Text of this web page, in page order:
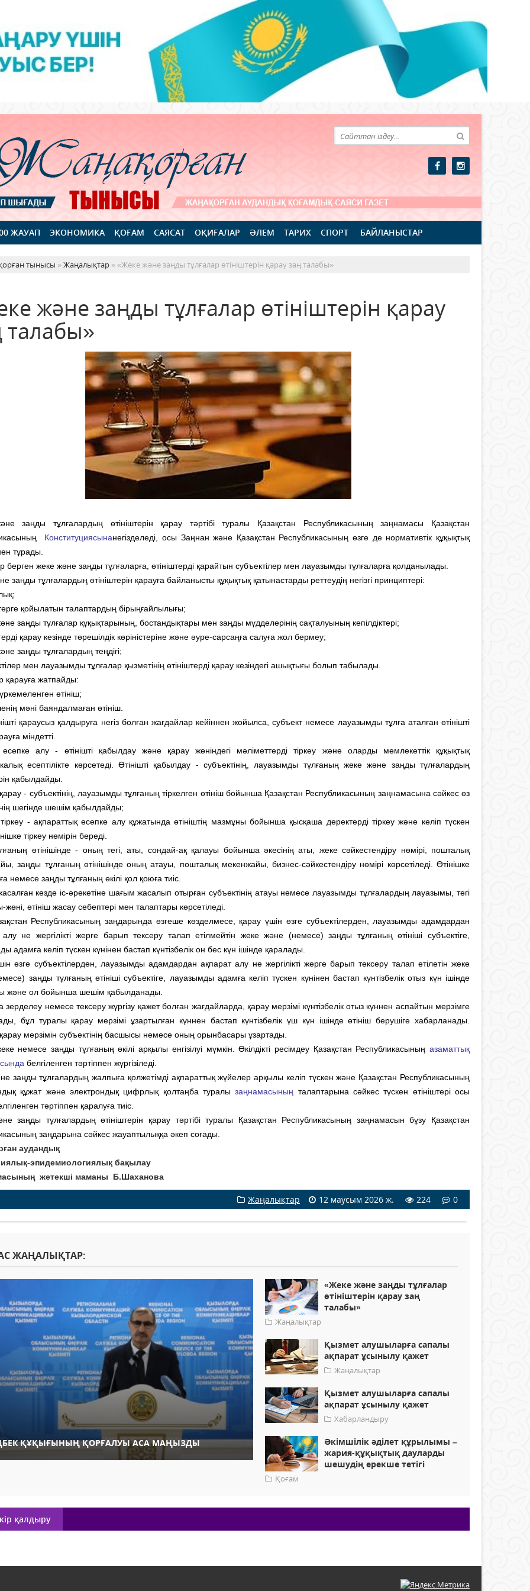
ЖАУАП ЭКОНОМИКА ҚОҒАМ САЯСАТ ОҚИҒАЛАР ӘЛЕМ ТАРИХ СПОРТ БАЙЛАНЫСТАР
тынысы »Жаңалықтар » «Жеке және заңды тұлғалар өтініштерін қарау заң талабы»
және заңды тұлғалар өтініштерін қарау
талабы»
заңды тұлғалардың өтініштерін қарау тәртібі туралы Қазақстан Республикасының заңнамасы Қазақстан
Конституциясынанегізделеді, осы Заңнан және Қазақстан Республикасының өзге де нормативтік құқықтық
тұрады.
берген жеке және заңды тұлғаларға, өтініштерді қарайтын субъектілер мен лауазымды тұлғаларға қолданылады.
заңды тұлғалардың өтініштерін қарауға байланысты құқықтық қатынастарды реттеудің негізгі принциптері:
қойылатын талаптардың бірыңғайлылығы;
заңды тұлғалар құқықтарының, бостандықтары мен заңды мүдделерінің сақталуының кепілдіктері;
қарау кезінде төрешілдік көріністеріне және әуре-сарсаңға салуға жол бермеу;
заңды тұлғалардың теңдігі;
мен лауазымды тұлғалар қызметінің өтініштерді қарау кезіндегі ашықтығы болып табылады.
қарауға жатпайды:
өтініш;
мәні баяндалмаған өтініш.
қараусыз қалдыруға негіз болған жағдайлар кейіннен жойылса, субъект немесе лауазымды тұлға аталған өтінішті
міндетті.
есепке алу - өтінішті қабылдау және қарау жөніндегі мәліметтерді тіркеу және оларды мемлекеттік құқықтық
есептілікте көрсетеді. Өтінішті қабылдау - субъектінің, лауазымды тұлғаның жеке және заңды тұлғалардың
қабылдайды.
қарау - субъектінің, лауазымды тұлғаның тіркелген өтініш бойынша Қазақстан Республикасының заңнамасына сәйкес өз
шегінде шешім қабылдайды;
тіркеу - ақпараттық есепке алу құжатында өтініштің мазмұны бойынша қысқаша деректерді тіркеу және келіп түскен
тіркеу нөмірін береді.
өтiнiшiнде - оның тегi, аты, сондай-ақ қалауы бойынша әкесiнiң аты, жеке сәйкестендіру нөмірі, пошталық
заңды тұлғаның өтiнiшiнде оның атауы, пошталық мекенжайы, бизнес-сәйкестендіру нөмірі көрсетiледi. Өтiнiшке
немесе заңды тұлғаның өкілі қол қоюға тиiс.
кезде іс-әрекетіне шағым жасалып отырған субъектінің атауы немесе лауазымды тұлғалардың лауазымы, тегі
өтініш жасау себептері мен талаптары көрсетіледі.
Республикасының заңдарында өзгеше көзделмесе, қарау үшiн өзге субъектiлерден, лауазымды адамдардан
алу не жергiлiктi жерге барып тексеру талап етiлмейтiн жеке және (немесе) заңды тұлғаның өтiнiшi субъектіге,
адамға келіп түскен күнінен бастап күнтiзбелiк он бес күн iшiнде қаралады.
өзге субъектiлерден, лауазымды адамдардан ақпарат алу не жергiлiктi жерге барып тексеру талап етiлетiн жеке
заңды тұлғаның өтiнiшi субъектiге, лауазымды адамға келiп түскен күнінен бастап күнтiзбелiк отыз күн iшiнде
және ол бойынша шешiм қабылданады.
немесе тексеру жүргiзу қажет болған жағдайларда, қарау мерзiмi күнтiзбелiк отыз күннен аспайтын мерзiмге
бұл туралы қарау мерзiмi ұзартылған күннен бастап күнтiзбелiк үш күн iшiнде өтініш берушiге хабарланады.
қарау мерзімін субъектінің басшысы немесе оның орынбасары ұзартады.
немесе заңды тұлғаның өкілі арқылы енгізілуі мүмкін. Өкілдікті ресімдеу Қазақстан Республикасының азаматтық
белгіленген тәртіппен жүргізіледі.
заңды тұлғалардың жалпыға қолжетімді ақпараттық жүйелер арқылы келіп түскен және Қазақстан Республикасының
құжат және электрондық цифрлық қолтаңба туралызаңнамасының талаптарына сәйкес түскен өтініштері осы
тәртіппен қаралуға тиіс.
заңды тұлғалардың өтініштерін қарау тәртібі туралы Қазақстан Республикасының заңнамасын бұзу Қазақстан
заңдарына сәйкес жауаптылыққа әкеп соғады.
аудандық
эпидемиологиялық бақылау
жетекші маманы Б.Шаханова
Жаңалықтар 12 маусым 2026 ж. 224 0
ЖАҢАЛЫҚТАР:
ҚҰҚЫҒЫНЫҢ ҚОРҒАЛУЫ АСА МАҢЫЗДЫ
«Жеке және заңды тұлғалар
өтініштерін қарау заң
талабы»
Жаңалықтар
Қызмет алушыларға сапалы
ақпарат ұсынылу қажет
Жаңалықтар
Қызмет алушыларға сапалы
ақпарат ұсынылу қажет
Хабарландыру
Әкімшілік әділет құрылымы –
жария-құқықтық дауларды
шешудің ерекше тетігі
Қоғам
қалдыру